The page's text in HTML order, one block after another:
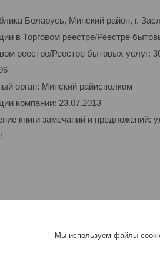
Беларусь, Минский район, г.
в Торговом реестре/Реестре
реестре/Реестре бытовых услуг:
орган: Минский райисполком
компании: 23.07.2013
книги замечаний и предложений:
Мы используем файлы